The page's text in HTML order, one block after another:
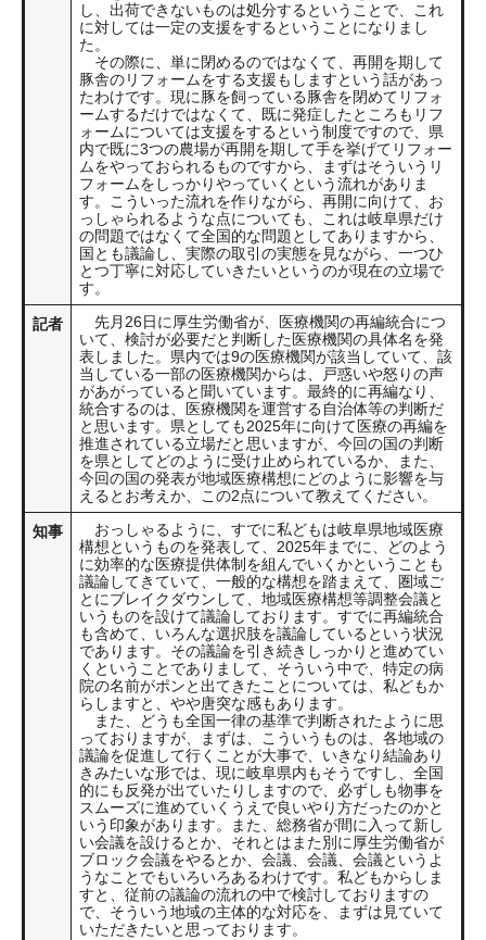
し、出荷できないものは処分するということで、これ
に対しては一定の支援をするということになりまし
た。
その際に、単に閉めるのではなくて、再開を期して
豚舎のリフォームをする支援もしますという話があっ
たわけです。現に豚を飼っている豚舎を閉めてリフォ
ームするだけではなくて、既に発症したところもリフ
ォームについては支援をするという制度ですので、県
内で既に3つの農場が再開を期して手を挙げてリフォー
ムをやっておられるものですから、まずはそういうリ
フォームをしっかりやっていくという流れがありま
す。こういった流れを作りながら、再開に向けて、お
っしゃられるような点についても、これは岐阜県だけ
の問題ではなくて全国的な問題としてありますから、
国とも議論し、実際の取引の実態を見ながら、一つひ
とつ丁寧に対応していきたいというのが現在の立場で
す。
記者
先月26日に厚生労働省が、医療機関の再編統合につ
いて、検討が必要だと判断した医療機関の具体名を発
表しました。県内では9の医療機関が該当していて、該
当している一部の医療機関からは、戸惑いや怒りの声
があがっていると聞いています。最終的に再編なり、
統合するのは、医療機関を運営する自治体等の判断だ
と思います。県としても2025年に向けて医療の再編を
推進されている立場だと思いますが、今回の国の判断
を県としてどのように受け止められているか、また、
今回の国の発表が地域医療構想にどのように影響を与
えるとお考えか、この2点について教えてください。
知事
おっしゃるように、すでに私どもは岐阜県地域医療
構想というものを発表して、2025年までに、どのよう
に効率的な医療提供体制を組んでいくかということも
議論してきていて、一般的な構想を踏まえて、圏域ご
とにブレイクダウンして、地域医療構想等調整会議と
いうものを設けて議論しております。すでに再編統合
も含めて、いろんな選択肢を議論しているという状況
であります。その議論を引き続きしっかりと進めてい
くということでありまして、そういう中で、特定の病
院の名前がポンと出てきたことについては、私どもか
らしますと、やや唐突な感もあります。
また、どうも全国一律の基準で判断されたように思
っておりますが、まずは、こういうものは、各地域の
議論を促進して行くことが大事で、いきなり結論あり
きみたいな形では、現に岐阜県内もそうですし、全国
的にも反発が出ていたりしますので、必ずしも物事を
スムーズに進めていくうえで良いやり方だったのかと
いう印象があります。また、総務省が間に入って新し
い会議を設けるとか、それとはまた別に厚生労働省が
ブロック会議をやるとか、会議、会議、会議というよ
うなことでもいろいろあるわけです。私どもからしま
すと、従前の議論の流れの中で検討しておりますの
で、そういう地域の主体的な対応を、まずは見ていて
いただきたいと思っております。